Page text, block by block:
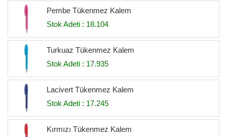
Pembe Tükenmez Kalem
Stok Adeti : 18.104
Turkuaz Tükenmez Kalem
Stok Adeti : 17.935
Lacivert Tükenmez Kalem
Stok Adeti : 17.245
Kırmızı Tükenmez Kalem